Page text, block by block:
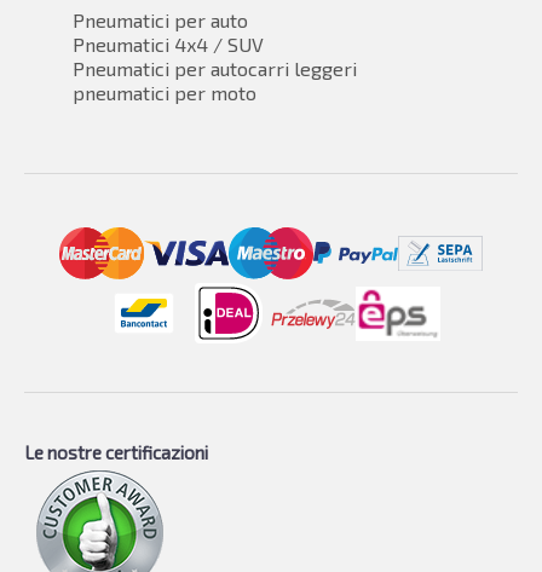
Pneumatici per auto
Pneumatici 4x4 / SUV
Pneumatici per autocarri leggeri
pneumatici per moto
Le nostre certificazioni